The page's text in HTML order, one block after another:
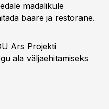
madalikule
baare ja restorane.
Ars Projekti
ala väljaehitamiseks